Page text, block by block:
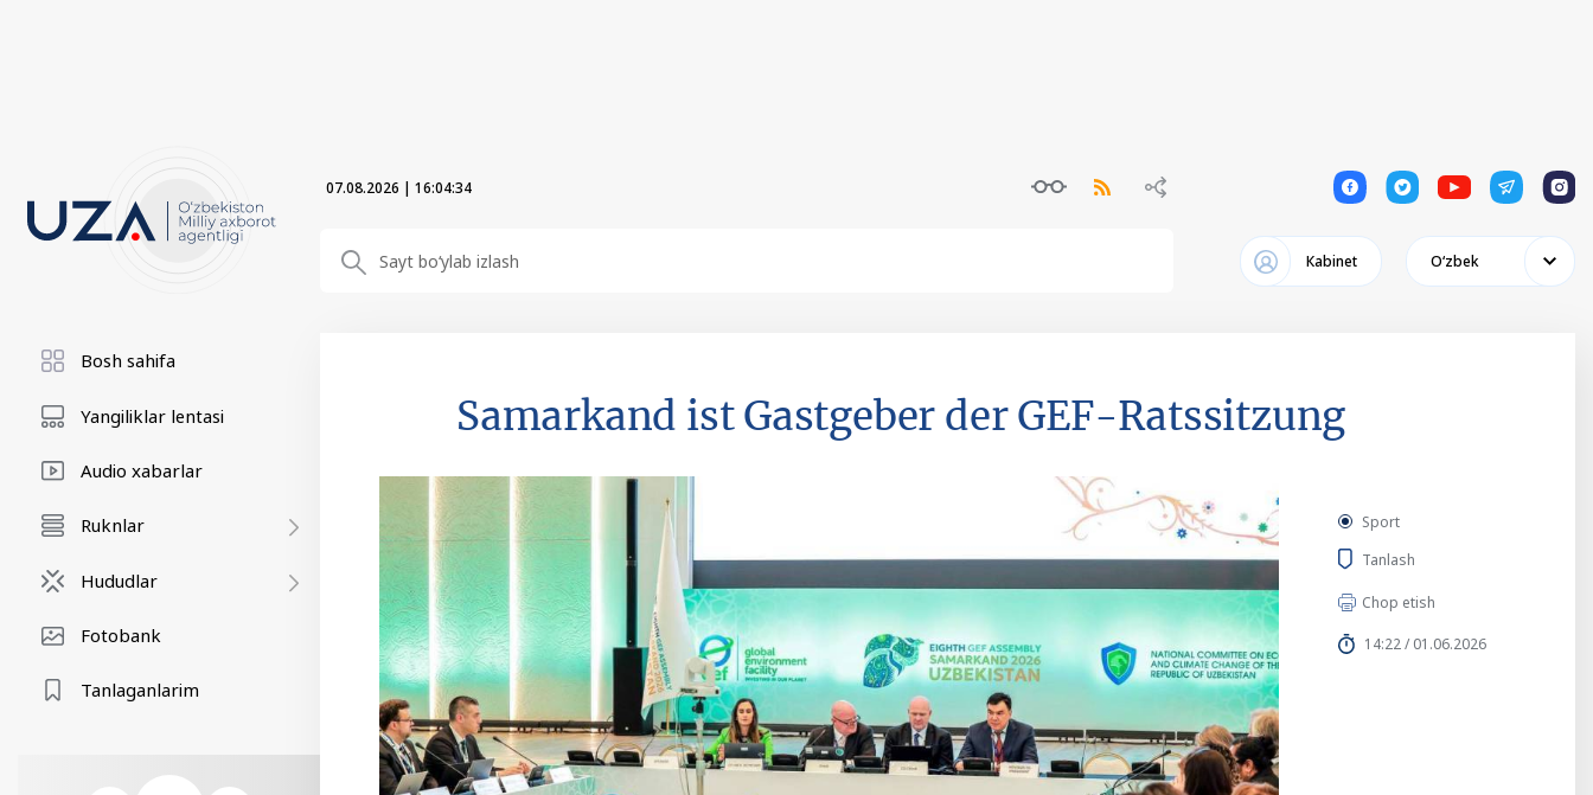
07.08.2026 | 16:04:36 1 1 1 1 1
Кabinet Oʻzbek
Bosh sahifa
Yangiliklar lentasi
Audio xabarlar
Ruknlar
Hududlar
Fotobank
Tanlaganlarim
Samarkand ist Gastgeber der GEF-Ratssitzung
Sport
Tanlash
Chop etish
14:22 / 01.06.2026